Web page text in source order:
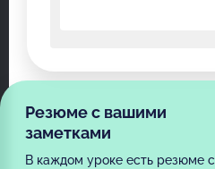
Резюме с вашими
заметками
В каждом уроке есть резюме с